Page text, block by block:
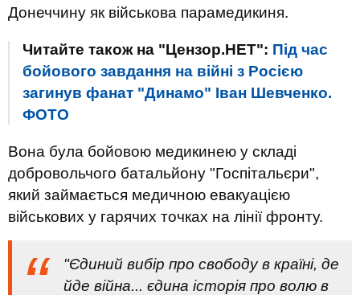
Донеччину як військова парамедикиня.
Читайте також на "Цензор.НЕТ": Під час
бойового завдання на війні з Росією
загинув фанат "Динамо" Іван Шевченко.
ФОТО
Вона була бойовою медикинею у складі
добровольчого батальйону "Госпітальєри",
який займається медичною евакуацією
військових у гарячих точках на лінії фронту.
"Єдиний вибір про свободу в країні, де
йде війна... єдина історія про волю в